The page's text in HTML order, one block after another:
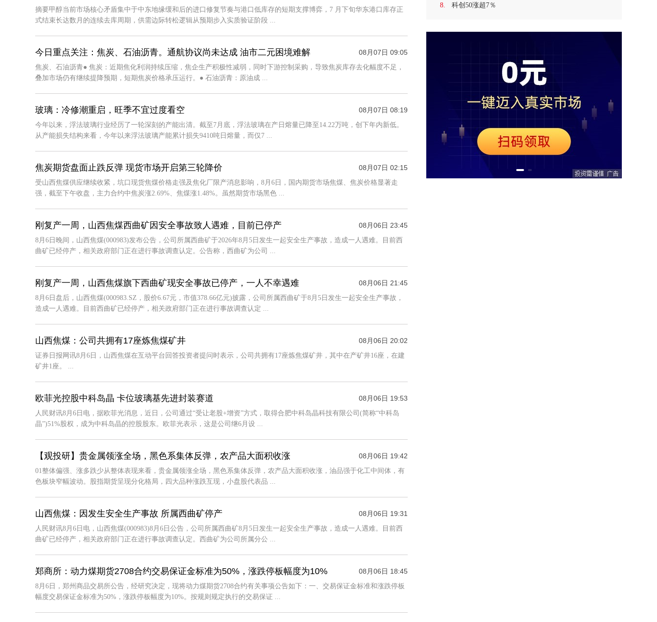
摘要甲醇当前市场核心矛盾集中于中东地缘缓和后的进口修复节奏与港口低库存的短期支撑博弈，7 月下旬华东港口库存正
式结束长达数月的连续去库周期，供需边际转松逻辑从预期步入实质验证阶段 ...
今日重点关注：焦炭、石油沥青。通航协议尚未达成 油市二元困境难解 08月07日 09:05
焦炭、石油沥青● 焦炭：近期焦化利润持续压缩，焦企生产积极性减弱，同时下游控制采购，导致焦炭库存去化幅度不足，
叠加市场仍有继续提降预期，短期焦炭价格承压运行。● 石油沥青：原油成 ...
玻璃：冷修潮重启，旺季不宜过度看空 08月07日 08:19
今年以来，浮法玻璃行业经历了一轮深刻的产能出清。截至7月底，浮法玻璃在产日熔量已降至14.22万吨，创下年内新低。
从产能损失结构来看，今年以来浮法玻璃产能累计损失9410吨日熔量，而仅7 ...
焦炭期货盘面止跌反弹 现货市场开启第三轮降价 08月07日 02:15
受山西焦煤供应继续收紧，坑口现货焦煤价格走强及焦化厂限产消息影响，8月6日，国内期货市场焦煤、焦炭价格显著走
强，截至下午收盘，主力合约中焦炭涨2.69%、焦煤涨1.48%。虽然期货市场黑色 ...
刚复产一周，山西焦煤西曲矿因安全事故致人遇难，目前已停产 08月06日 23:45
8月6日晚间，山西焦煤(000983)发布公告，公司所属西曲矿于2026年8月5日发生一起安全生产事故，造成一人遇难。目前西
曲矿已经停产，相关政府部门正在进行事故调查认定。公告称，西曲矿为公司 ...
刚复产一周，山西焦煤旗下西曲矿现安全事故已停产，一人不幸遇难 08月06日 21:45
8月6日盘后，山西焦煤(000983.SZ，股价6.67元，市值378.66亿元)披露，公司所属西曲矿于8月5日发生一起安全生产事故，
造成一人遇难。目前西曲矿已经停产，相关政府部门正在进行事故调查认定 ...
山西焦煤：公司共拥有17座炼焦煤矿井 08月06日 20:02
证券日报网讯8月6日，山西焦煤在互动平台回答投资者提问时表示，公司共拥有17座炼焦煤矿井，其中在产矿井16座，在建
矿井1座。 ...
欧菲光控股中科岛晶 卡位玻璃基先进封装赛道 08月06日 19:53
人民财讯8月6日电，据欧菲光消息，近日，公司通过“受让老股+增资”方式，取得合肥中科岛晶科技有限公司(简称“中科岛
晶”)51%股权，成为中科岛晶的控股股东。欧菲光表示，这是公司继6月设 ...
【观投研】贵金属领涨全场，黑色系集体反弹，农产品大面积收涨 08月06日 19:42
01整体偏强、涨多跌少从整体表现来看，贵金属领涨全场，黑色系集体反弹，农产品大面积收涨，油品强于化工中间体，有
色板块窄幅波动。股指期货呈现分化格局，四大品种涨跌互现，小盘股代表品 ...
山西焦煤：因发生安全生产事故 所属西曲矿停产 08月06日 19:31
人民财讯8月6日电，山西焦煤(000983)8月6日公告，公司所属西曲矿8月5日发生一起安全生产事故，造成一人遇难。目前西
曲矿已经停产，相关政府部门正在进行事故调查认定。西曲矿为公司所属分公 ...
郑商所：动力煤期货2708合约交易保证金标准为50%，涨跌停板幅度为10% 08月06日 18:45
8月6日，郑州商品交易所公告，经研究决定，现将动力煤期货2708合约有关事项公告如下：一、交易保证金标准和涨跌停板
幅度交易保证金标准为50%，涨跌停板幅度为10%。按规则规定执行的交易保证 ...
8. 科创50涨超7％